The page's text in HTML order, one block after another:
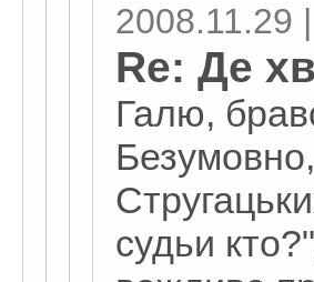
2008.11.29
Re: Де
Галю,
Безумовно,
судьи